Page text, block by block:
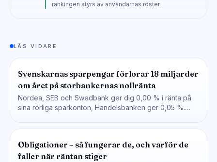
rankingen styrs av användarnas röster.
LÄS VIDARE
Svenskarnas sparpengar förlorar 18 miljarder
om året på storbankernas nollränta
Nordea, SEB och Swedbank ger dig 0,00 % i ränta på
sina rörliga sparkonton, Handelsbanken ger 0,05 %.…
Obligationer – så fungerar de, och varför de
faller när räntan stiger